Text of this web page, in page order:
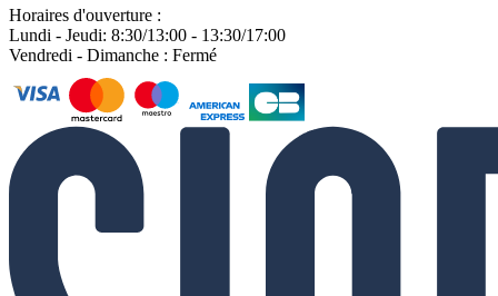
Horaires d'ouverture :
Lundi - Jeudi: 8:30/13:00 - 13:30/17:00
Vendredi - Dimanche : Fermé